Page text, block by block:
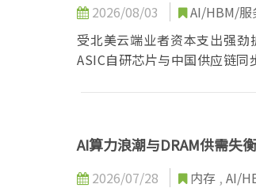
2026/08/03 AI/HBM/服
受北美云端业者资本支出强
ASIC自研芯片与中国供应链同
AI算力浪潮与DRAM供需失
2026/07/28 内存 , AI/